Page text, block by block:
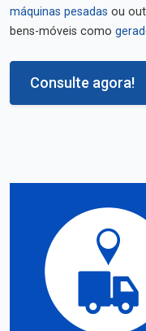
máquinas pesadas ou
bens-móveis como
Consulte agora!